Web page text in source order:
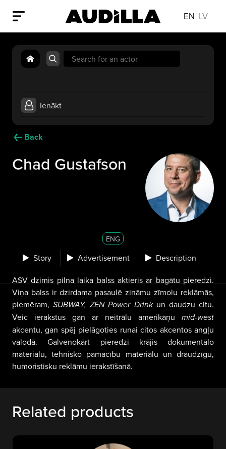
EN LV
Search
for:
Ienākt
Back
Chad Gustafson
ENG
Story Advertisement Description
ASV dzimis pilna laika balss aktieris ar bagātu pieredzi.
Viņa balss ir dzirdama pasaulē zināmu zīmolu reklāmās,
piemēram,SUBWAY, ZEN Power Drinkun daudzu citu.
Veic ierakstus gan ar neitrālu amerikāņu mid-west
akcentu, gan spēj pielāgoties runai citos akcentos angļu
valodā. Galvenokārt pieredzi krājis dokumentālo
materiālu, tehnisko pamācību materiālu un draudzīgu,
humoristisku reklāmu ierakstīšanā.
Related products